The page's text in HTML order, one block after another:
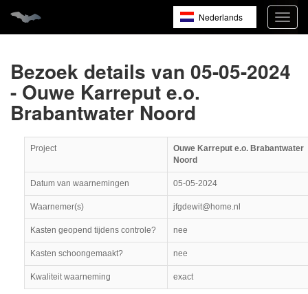
Nederlands
Bezoek details van 05-05-2024
- Ouwe Karreput e.o.
Brabantwater Noord
Project
Ouwe Karreput e.o. Brabantwater
Noord
Datum van waarnemingen 05-05-2024
Waarnemer(s) jfgdewit@home.nl
Kasten geopend tijdens controle? nee
Kasten schoongemaakt? nee
Kwaliteit waarneming exact